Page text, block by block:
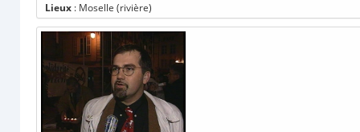
Lieux : Moselle (rivière)